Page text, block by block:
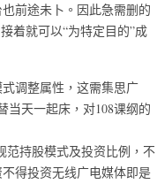
前途未卜。因此急需删的
着就可以“为特定目的”成
调整属性，这需集思广
当天一起床，对108课纲的
范持股模式及投资比例，不
得投资无线广电媒体即是